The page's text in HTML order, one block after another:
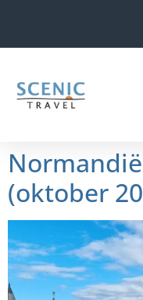
(oktober